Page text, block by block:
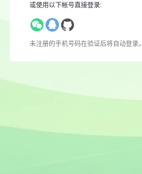
或使用以下帐号直接登录:
未注册的手机号码在验证后将自动登录。